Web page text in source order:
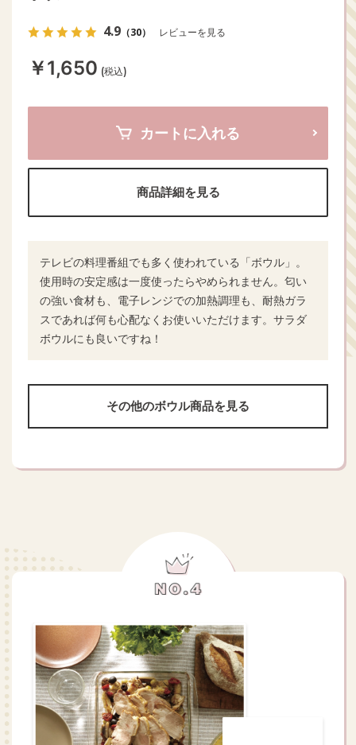
4.9 （30） レビューを見る
￥1,650 (税込)
カートに入れる
商品詳細を見る
テレビの料理番組でも多く使われている「ボウル」。
使用時の安定感は一度使ったらやめられません。匂い
の強い食材も、電子レンジでの加熱調理も、耐熱ガラ
スであれば何も心配なくお使いいただけます。サラダ
ボウルにも良いですね！
その他のボウル商品を見る